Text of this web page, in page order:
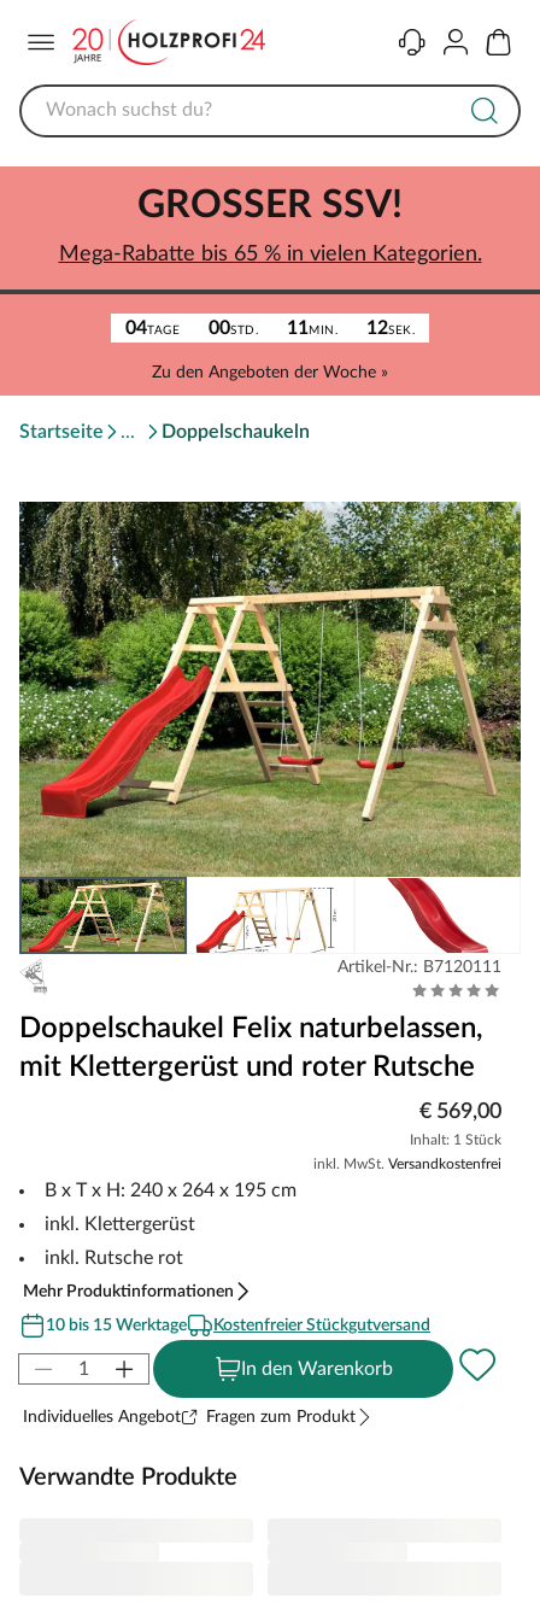
KontaktKonto
04TAGE 00STD. 11MIN. 12SEK.
Zu den Angeboten der Woche »
GROSSER SSV!
Mega-Rabatte bis 65 % in vielen Kategorien.
Startseite Doppelschaukeln
Artikel-Nr.: B7120111
Doppelschaukel Felix naturbelassen,
mit Klettergerüst und roter Rutsche
€ 569,00
Inhalt: 1 Stück
inkl. MwSt. Versandkostenfrei
B x T x H: 240 x 264 x 195 cm
inkl. Klettergerüst
inkl. Rutsche rot
Mehr Produktinformationen
10 bis 15 Werktage
Kostenfreier Stückgutversand
In den Warenkorb
Individuelles Angebot Fragen zum Produkt
Verwandte Produkte